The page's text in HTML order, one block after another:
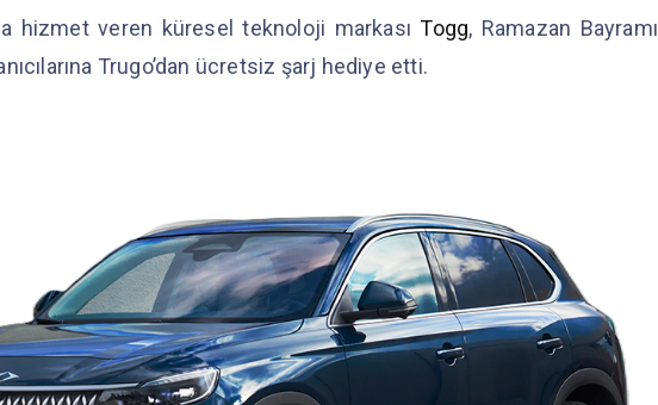
hizmet veren küresel teknoloji markasıTogg, Ramazan Bayramı
Trugo’dan ücretsiz şarj hediye etti.